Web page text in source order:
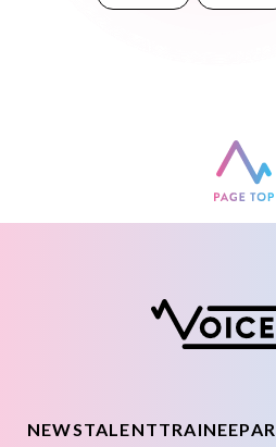
NEWSTALENTTRAINEE